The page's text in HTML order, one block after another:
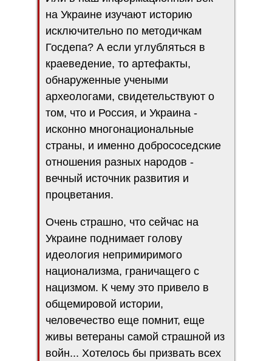
на Украине изучают историю
исключительно по методичкам
Госдепа? А если углубляться в
краеведение, то артефакты,
обнаруженные учеными
археологами, свидетельствуют о
том, что и Россия, и Украина -
исконно многонациональные
страны, и именно добрососедские
отношения разных народов -
вечный источник развития и
процветания.
Очень страшно, что сейчас на
Украине поднимает голову
идеология непримиримого
национализма, граничащего с
нацизмом. К чему это привело в
общемировой истории,
человечество еще помнит, еще
живы ветераны самой страшной из
войн... Хотелось бы призвать всех